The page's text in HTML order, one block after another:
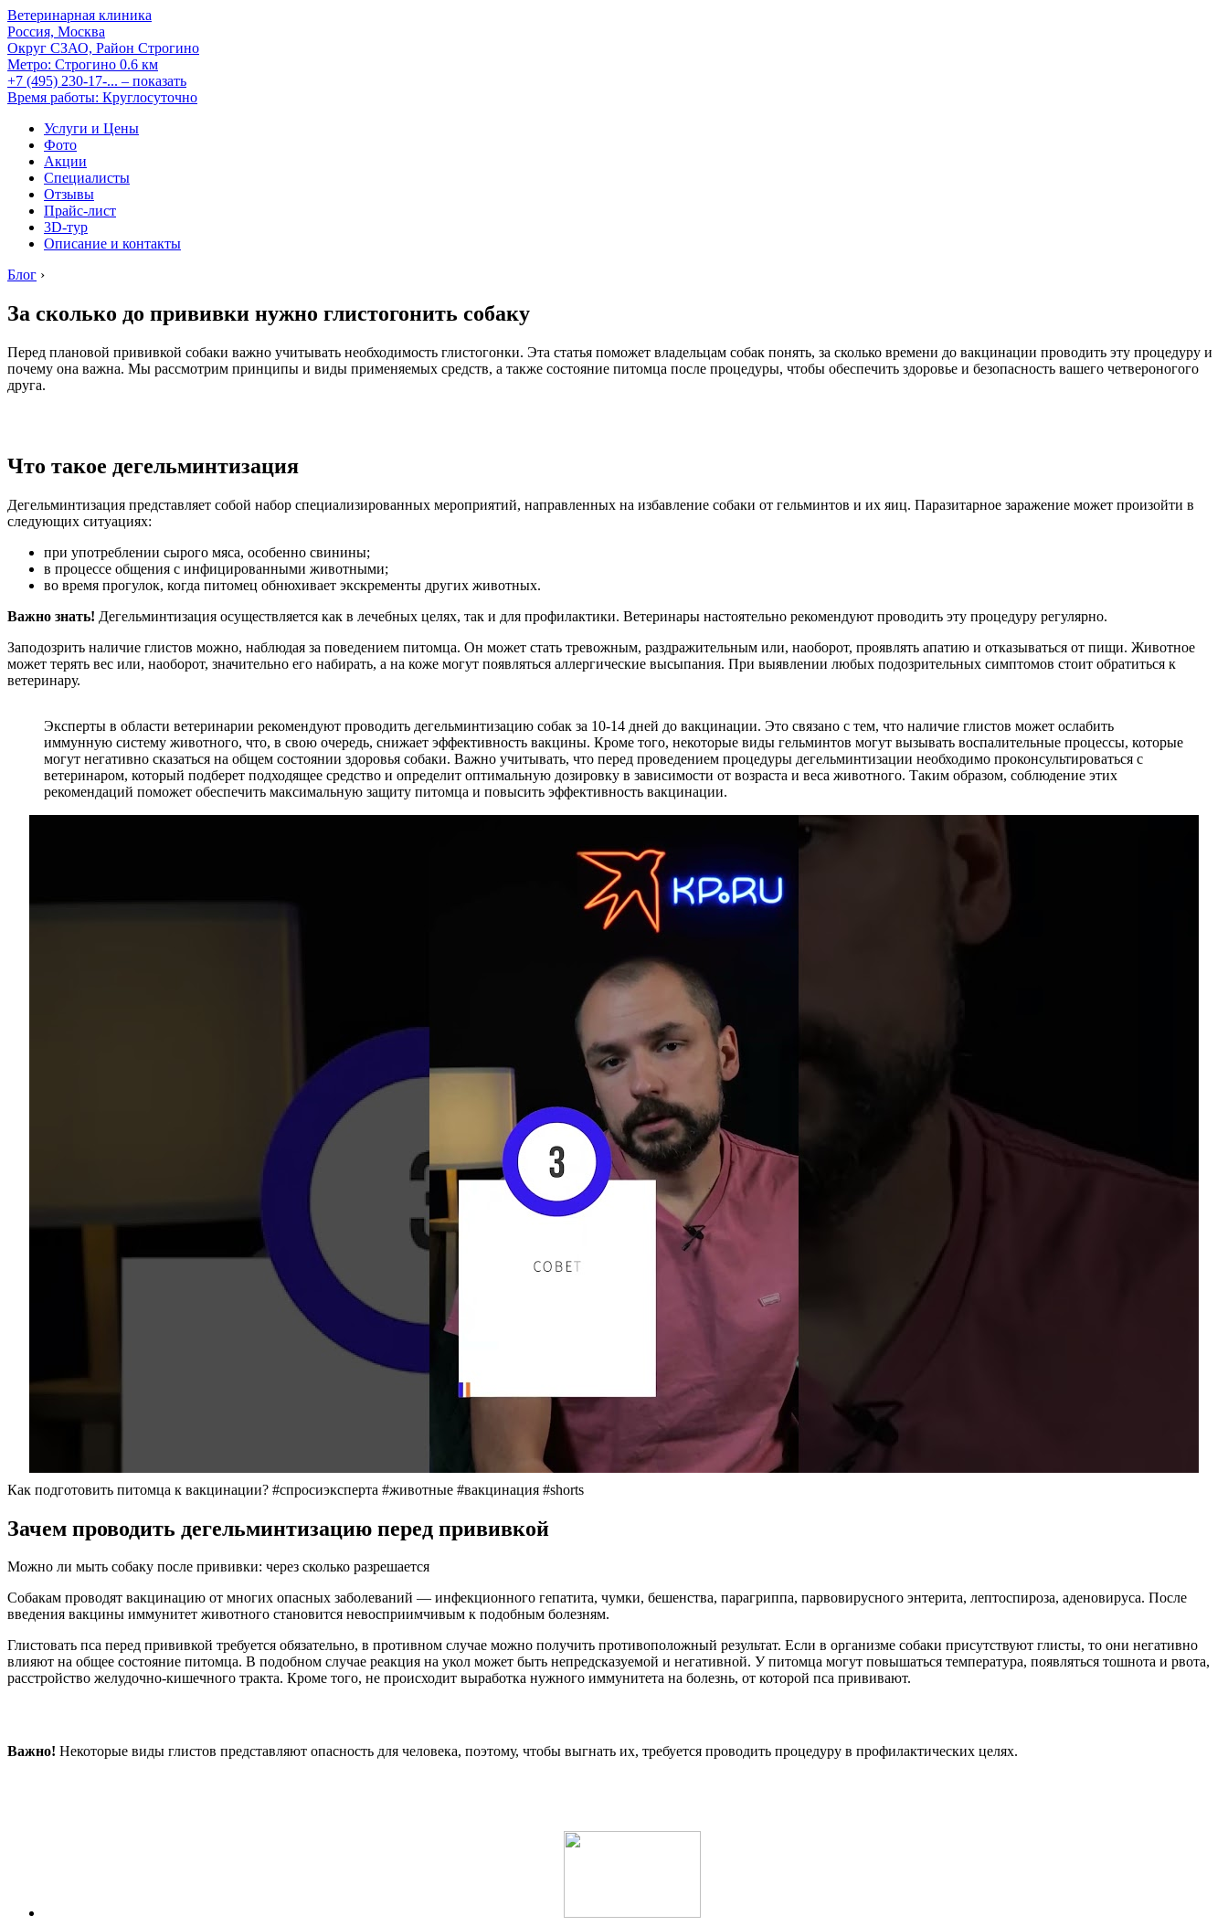
Ветеринарная клиника
Россия, Москва
Округ СЗАО, Район Строгино
Метро: Строгино 0.6 км
+7 (495) 230-17-... – показать
Время работы: Круглосуточно
Услуги и Цены
Фото
Акции
Специалисты
Отзывы
Прайс-лист
3D-тур
Описание и контакты
Блог ›
За сколько до прививки нужно глистогонить собаку
Перед плановой прививкой собаки важно учитывать необходимость глистогонки. Эта статья поможет владельцам собак понять, за сколько времени до вакцинации проводить эту процедуру и
почему она важна. Мы рассмотрим принципы и виды применяемых средств, а также состояние питомца после процедуры, чтобы обеспечить здоровье и безопасность вашего четвероногого
друга.
Что такое дегельминтизация
Дегельминтизация представляет собой набор специализированных мероприятий, направленных на избавление собаки от гельминтов и их яиц. Паразитарное заражение может произойти в
следующих ситуациях:
при употреблении сырого мяса, особенно свинины;
в процессе общения с инфицированными животными;
во время прогулок, когда питомец обнюхивает экскременты других животных.
Важно знать! Дегельминтизация осуществляется как в лечебных целях, так и для профилактики. Ветеринары настоятельно рекомендуют проводить эту процедуру регулярно.
Заподозрить наличие глистов можно, наблюдая за поведением питомца. Он может стать тревожным, раздражительным или, наоборот, проявлять апатию и отказываться от пищи. Животное
может терять вес или, наоборот, значительно его набирать, а на коже могут появляться аллергические высыпания. При выявлении любых подозрительных симптомов стоит обратиться к
ветеринару.
Эксперты в области ветеринарии рекомендуют проводить дегельминтизацию собак за 10-14 дней до вакцинации. Это связано с тем, что наличие глистов может ослабить
иммунную систему животного, что, в свою очередь, снижает эффективность вакцины. Кроме того, некоторые виды гельминтов могут вызывать воспалительные процессы, которые
могут негативно сказаться на общем состоянии здоровья собаки. Важно учитывать, что перед проведением процедуры дегельминтизации необходимо проконсультироваться с
ветеринаром, который подберет подходящее средство и определит оптимальную дозировку в зависимости от возраста и веса животного. Таким образом, соблюдение этих
рекомендаций поможет обеспечить максимальную защиту питомца и повысить эффективность вакцинации.
Как подготовить питомца к вакцинации? #спросиэксперта #животные #вакцинация #shorts
Зачем проводить дегельминтизацию перед прививкой
Можно ли мыть собаку после прививки: через сколько разрешается
Собакам проводят вакцинацию от многих опасных заболеваний — инфекционного гепатита, чумки, бешенства, парагриппа, парвовирусного энтерита, лептоспироза, аденовируса. После
введения вакцины иммунитет животного становится невосприимчивым к подобным болезням.
Глистовать пса перед прививкой требуется обязательно, в противном случае можно получить противоположный результат. Если в организме собаки присутствуют глисты, то они негативно
влияют на общее состояние питомца. В подобном случае реакция на укол может быть непредсказуемой и негативной. У питомца могут повышаться температура, появляться тошнота и рвота,
расстройство желудочно-кишечного тракта. Кроме того, не происходит выработка нужного иммунитета на болезнь, от которой пса прививают.
Важно! Некоторые виды глистов представляют опасность для человека, поэтому, чтобы выгнать их, требуется проводить процедуру в профилактических целях.